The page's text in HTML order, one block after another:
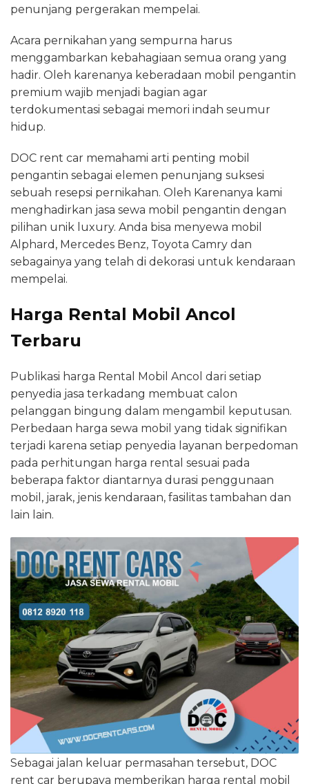
penunjang pergerakan mempelai.
Acara pernikahan yang sempurna harus
menggambarkan kebahagiaan semua orang yang
hadir. Oleh karenanya keberadaan mobil pengantin
premium wajib menjadi bagian agar
terdokumentasi sebagai memori indah seumur
hidup.
DOC rent car memahami arti penting mobil
pengantin sebagai elemen penunjang suksesi
sebuah resepsi pernikahan. Oleh Karenanya kami
menghadirkan jasa sewa mobil pengantin dengan
pilihan unik luxury. Anda bisa menyewa mobil
Alphard, Mercedes Benz, Toyota Camry dan
sebagainya yang telah di dekorasi untuk kendaraan
mempelai.
Harga Rental Mobil Ancol
Terbaru
Publikasi harga Rental Mobil Ancol dari setiap
penyedia jasa terkadang membuat calon
pelanggan bingung dalam mengambil keputusan.
Perbedaan harga sewa mobil yang tidak signifikan
terjadi karena setiap penyedia layanan berpedoman
pada perhitungan harga rental sesuai pada
beberapa faktor diantarnya durasi penggunaan
mobil, jarak, jenis kendaraan, fasilitas tambahan dan
lain lain.
Sebagai jalan keluar permasahan tersebut, DOC
rent car berupaya memberikan harga rental mobil